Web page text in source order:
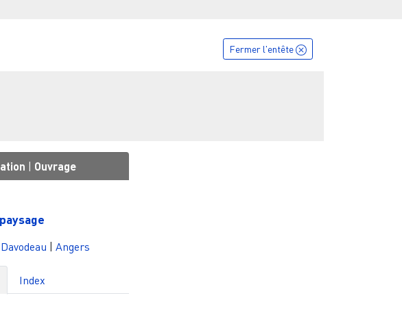
Fermer l'entête
| Ouvrage
| Angers
Index